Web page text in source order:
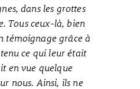
dans les grottes
Tous ceux-là, bien
témoignage grâce à
ce qui leur était
en vue quelque
nous. Ainsi, ils ne